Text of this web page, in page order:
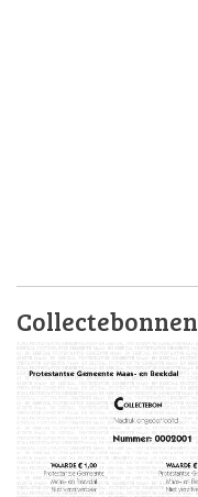
Collectebonnen